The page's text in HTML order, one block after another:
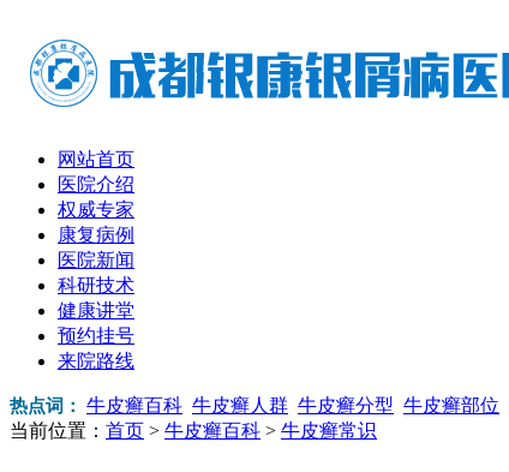
网站首页
医院介绍
权威专家
康复病例
医院新闻
科研技术
健康讲堂
预约挂号
来院路线
热点词： 牛皮癣百科 牛皮癣人群 牛皮癣分型 牛皮癣部位
当前位置： 首页 > 牛皮癣百科 > 牛皮癣常识